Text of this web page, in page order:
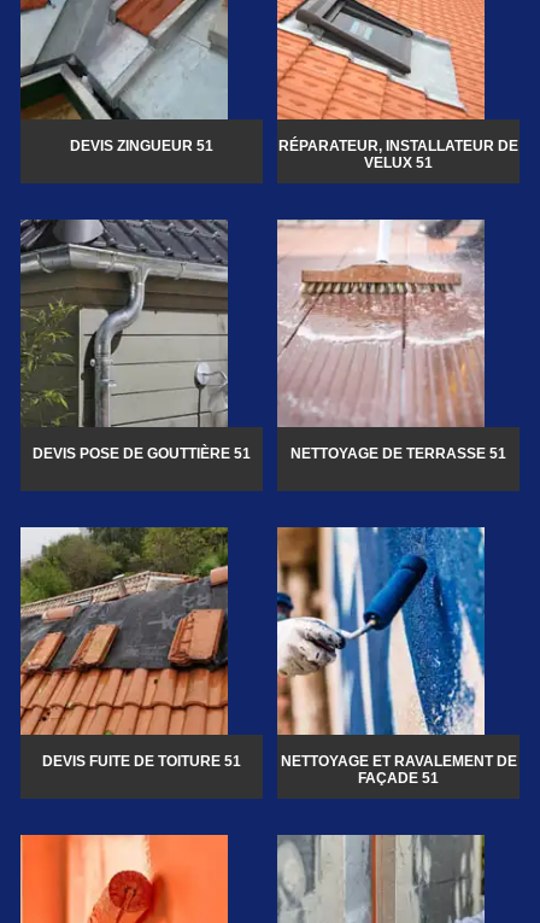
DEVIS ZINGUEUR 51
RÉPARATEUR, INSTALLATEUR DE
VELUX 51
DEVIS POSE DE GOUTTIÈRE 51 NETTOYAGE DE TERRASSE 51
DEVIS FUITE DE TOITURE 51
NETTOYAGE ET RAVALEMENT DE
FAÇADE 51